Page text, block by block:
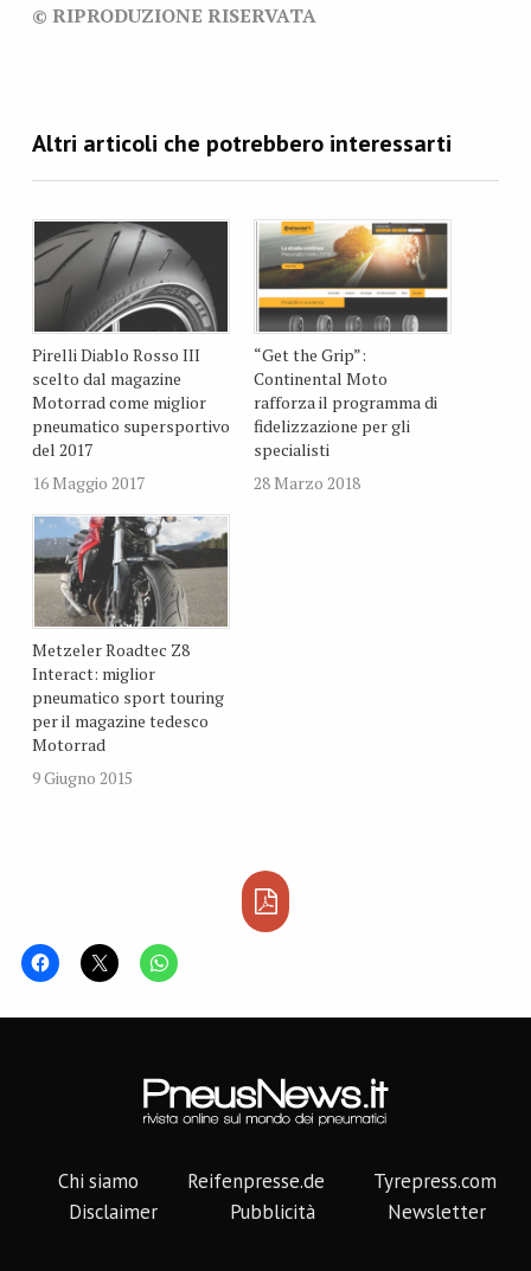
© RIPRODUZIONE RISERVATA
Pirelli Diablo Rosso III
scelto dal magazine
Motorrad come miglior
pneumatico supersportivo
del 2017
16 Maggio 2017
“Get the Grip”:
Continental Moto
rafforza il programma di
fidelizzazione per gli
specialisti
28 Marzo 2018
Metzeler Roadtec Z8
Interact: miglior
pneumatico sport touring
per il magazine tedesco
Motorrad
9 Giugno 2015
Chi siamo Reifenpresse.de
Tyrepress.com
Disclaimer
Pubblicità Newsletter